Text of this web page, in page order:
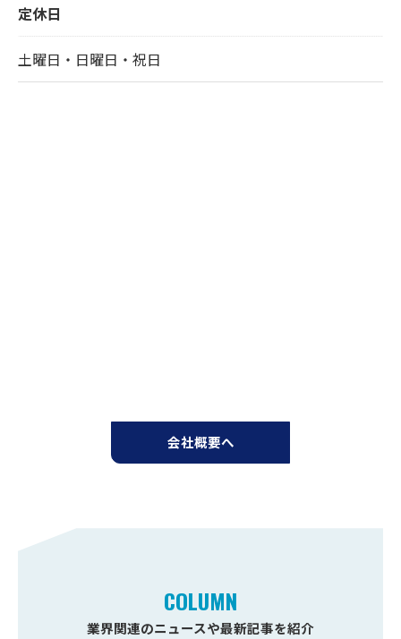
定休日
土曜日・日曜日・祝日
会社概要へ
業界関連のニュースや最新記事を紹介
COLUMN